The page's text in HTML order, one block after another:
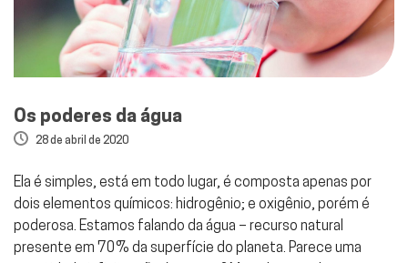
Os poderes da água
28 de abril de 2020
Ela é simples, está em todo lugar, é composta apenas por
dois elementos químicos: hidrogênio; e oxigênio, porém é
poderosa. Estamos falando da água – recurso natural
presente em 70% da superfície do planeta. Parece uma